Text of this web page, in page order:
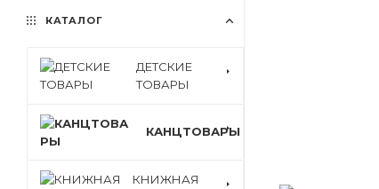
КАТАЛОГ
ДЕТСКИЕ
ТОВАРЫ
КАНЦТОВАРЫ
КНИЖНАЯ